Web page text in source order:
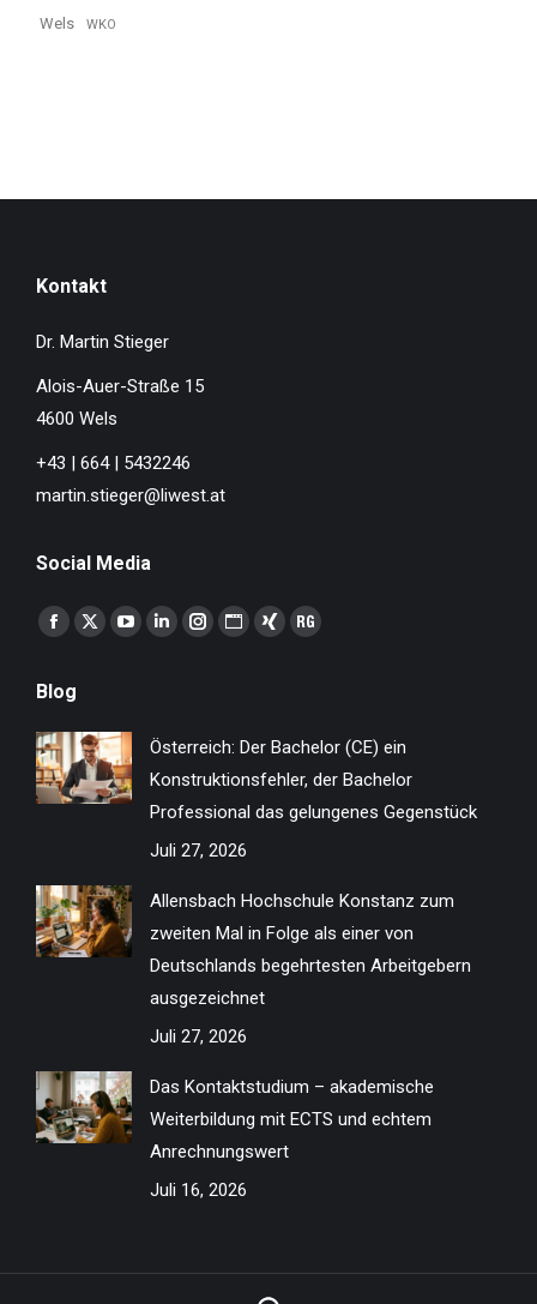
Wels WKO
Kontakt
Dr. Martin Stieger
Alois-Auer-Straße 15
4600 Wels
+43 | 664 | 5432246
martin.stieger@liwest.at
Social Media
Finden Sie uns auf:
Facebook
opens
in
new
window
X
in
new
window
YouTube
in
new
window
Linkedin
new
window
Instagram
new
window
Website
new
window
XING
new
window
ResearchGate
new
window
Blog
Österreich: Der Bachelor (CE) ein
Konstruktionsfehler, der Bachelor
Professional das gelungenes Gegenstück
Juli 27, 2026
Allensbach Hochschule Konstanz zum
zweiten Mal in Folge als einer von
Deutschlands begehrtesten Arbeitgebern
ausgezeichnet
Juli 27, 2026
Das Kontaktstudium – akademische
Weiterbildung mit ECTS und echtem
Anrechnungswert
Juli 16, 2026